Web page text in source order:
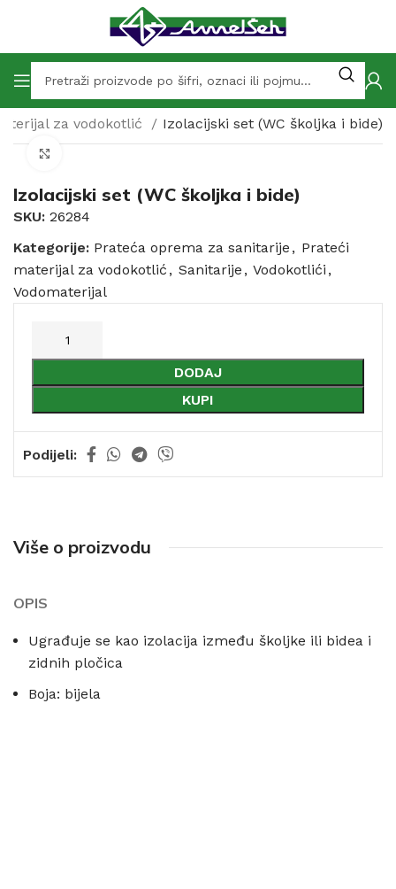
za vodokotlić Izolacijski set (WC školjka i bide)
Izolacijski set (WC školjka i bide)
SKU: 26284
Kategorije: Prateća oprema za sanitarije , Prateći
materijal za vodokotlić , Sanitarije , Vodokotlići ,
Vodomaterijal
DODAJ
KUPI
Podijeli:
Više o proizvodu
OPIS
Ugrađuje se kao izolacija između školjke ili bidea i
zidnih pločica
Boja: bijela